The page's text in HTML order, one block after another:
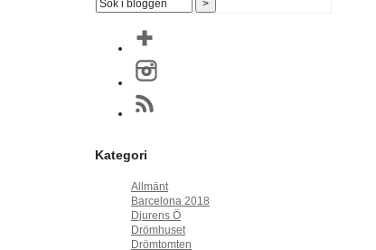
Kategori
Allmänt
Barcelona 2018
Djurens Ö
Drömhuset
Drömtomten